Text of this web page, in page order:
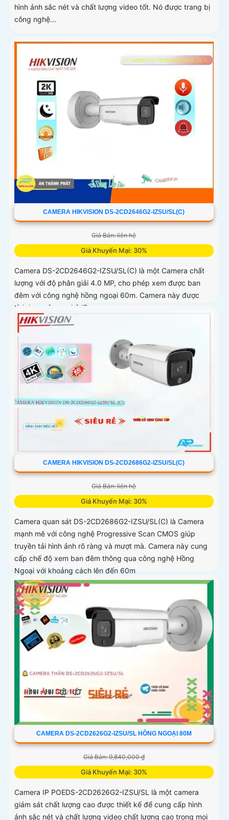
hình ảnh sắc nét và chất lượng video tốt. Nó được trang bị
công nghệ...
CAMERA HIKVISION DS-2CD2646G2-IZSU/SL(C)
Giá Bán: liên hệ
Giá Khuyến Mại: 30%
Camera DS-2CD2646G2-IZSU/SL(C) là một Camera chất
lượng với độ phân giải 4.0 MP, cho phép xem được ban
đêm với công nghệ hồng ngoại 60m. Camera này được
tích hợp công nghệ IP...
CAMERA HIKVISION DS-2CD2686G2-IZSU/SL(C)
Giá Bán: liên hệ
Giá Khuyến Mại: 30%
Camera quan sát DS-2CD2686G2-IZSU/SL(C) là Camera
mạnh mẽ với công nghệ Progressive Scan CMOS giúp
truyền tải hình ảnh rõ ràng và mượt mà. Camera này cung
cấp chế độ xem ban đêm thông qua công nghệ Hồng
Ngoại với khoảng cách lên đến 60m
CAMERA DS-2CD2626G2-IZSU/SL HỒNG NGOẠI 80M
Giá Bán: 9,840,000 ₫
Giá Khuyến Mại: 30%
Camera IP POEDS-2CD2626G2-IZSU/SL là một camera
giám sát chất lượng cao được thiết kế để cung cấp hình
ảnh sắc nét và chất lượng video chất lượng cao trong mọi